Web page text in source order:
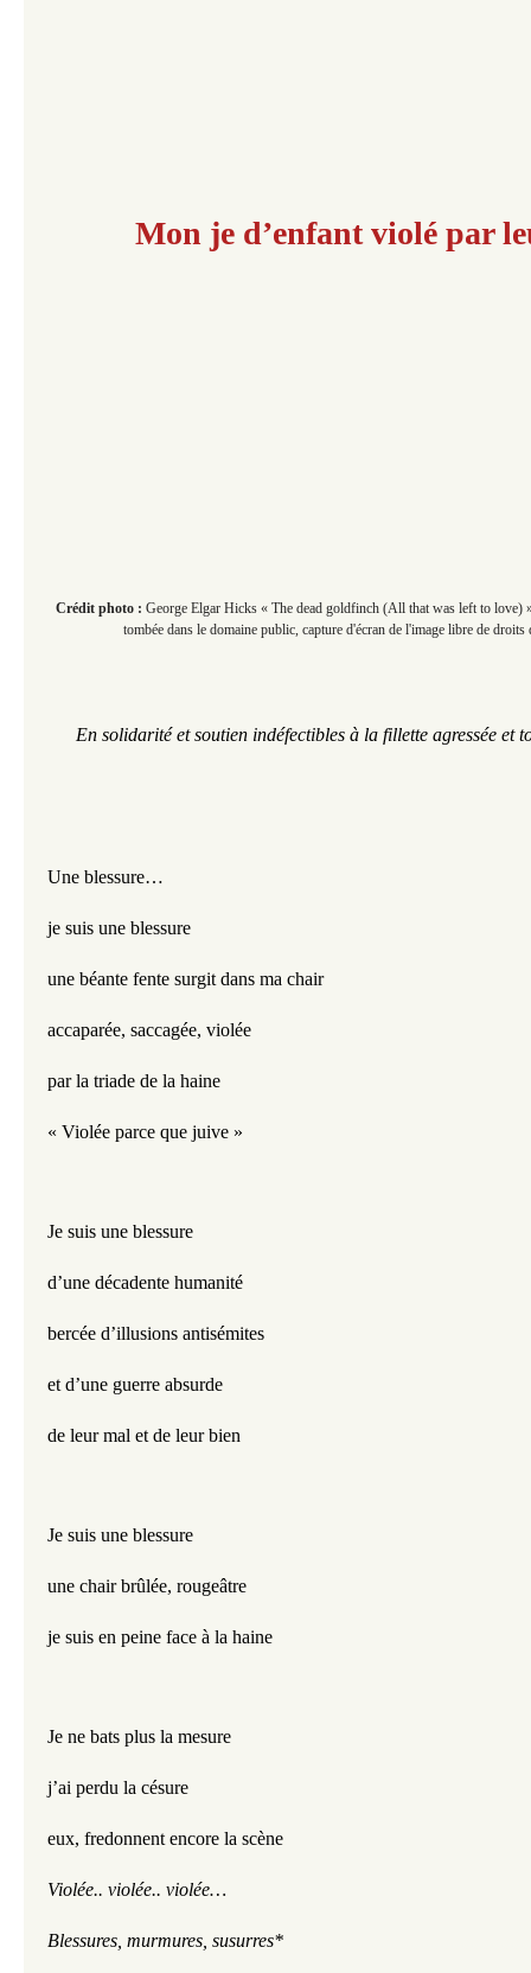
Mon je d’enfant violé par
Crédit photo : George Elgar Hicks « The dead goldfinch (All that was left to love)
tombée dans le domaine public, capture d'écran de l'image libre de droits
En solidarité et soutien indéfectibles à la fillette agressée et
Une blessure…
je suis une blessure
une béante fente surgit dans ma chair
accaparée, saccagée, violée
par la triade de la haine
« Violée parce que juive »
Je suis une blessure
d’une décadente humanité
bercée d’illusions antisémites
et d’une guerre absurde
de leur mal et de leur bien
Je suis une blessure
une chair brûlée, rougeâtre
je suis en peine face à la haine
Je ne bats plus la mesure
j’ai perdu la césure
eux, fredonnent encore la scène
Violée.. violée.. violée…
Blessures, murmures, susurres*